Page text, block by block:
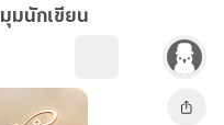
มุมนักเขียน